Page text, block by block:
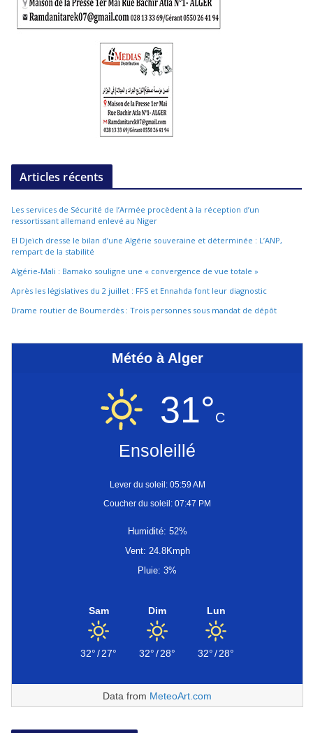
Articles récents
Les services de Sécurité de l’Armée procèdent à la réception d’un
ressortissant allemand enlevé au Niger
El Djeïch dresse le bilan d’une Algérie souveraine et déterminée : L’ANP,
rempart de la stabilité
Algérie-Mali : Bamako souligne une « convergence de vue totale »
Après les législatives du 2 juillet : FFS et Ennahda font leur diagnostic
Drame routier de Boumerdès : Trois personnes sous mandat de dépôt
Météo à Alger
31°C
Ensoleillé
Lever du soleil: 05:59 AM
Coucher du soleil: 07:47 PM
Humidité: 52%
Vent: 24.8Kmph
Pluie: 3%
Sam
32°/27°
Dim
32°/28°
Lun
32°/28°
Data from MeteoArt.com